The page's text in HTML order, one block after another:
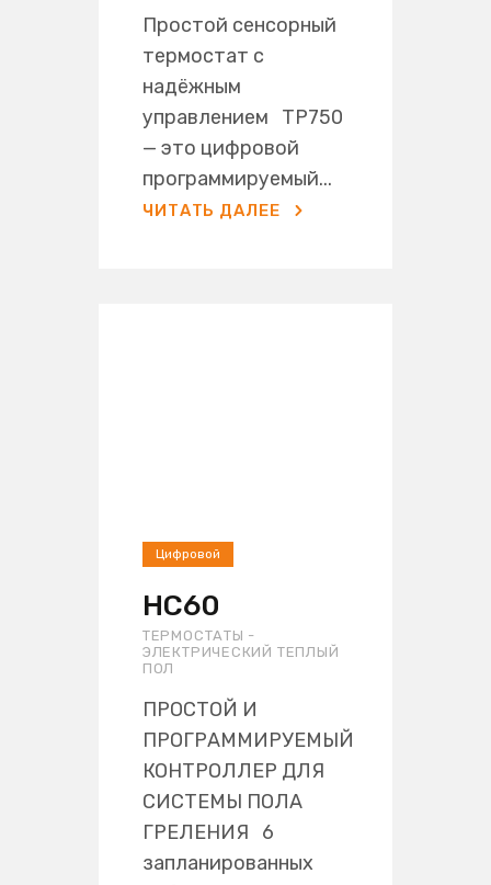
Простой сенсорный
термостат с
надёжным
управлением TP750
— это цифровой
программируемый...
ЧИТАТЬ ДАЛЕЕ
Цифровой
HC60
ТЕРМОСТАТЫ -
ЭЛЕКТРИЧЕСКИЙ ТЕПЛЫЙ
ПОЛ
ПРОСТОЙ И
ПРОГРАММИРУЕМЫЙ
КОНТРОЛЛЕР ДЛЯ
СИСТЕМЫ ПОЛА
ГРЕЛЕНИЯ 6
запланированных